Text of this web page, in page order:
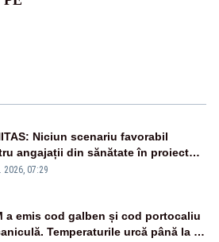
Niciun scenariu favorabil
angajații din sănătate în proiectul
salarizării
2026, 07:29
a emis cod galben și cod portocaliu
Temperaturile urcă până la 38